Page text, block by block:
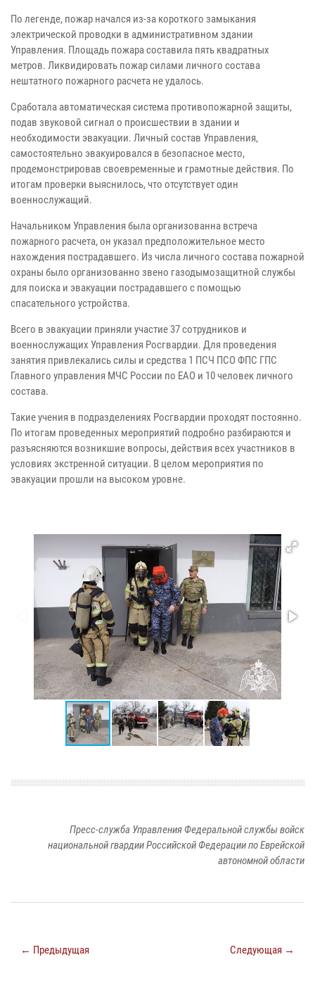
По легенде, пожар начался из-за короткого замыкания
электрической проводки в административном здании
Управления. Площадь пожара составила пять квадратных
метров. Ликвидировать пожар силами личного состава
нештатного пожарного расчета не удалось.
Сработала автоматическая система противопожарной защиты,
подав звуковой сигнал о происшествии в здании и
необходимости эвакуации. Личный состав Управления,
самостоятельно эвакуировался в безопасное место,
продемонстрировав своевременные и грамотные действия. По
итогам проверки выяснилось, что отсутствует один
военнослужащий.
Начальником Управления была организованна встреча
пожарного расчета, он указал предположительное место
нахождения пострадавшего. Из числа личного состава пожарной
охраны было организованно звено газодымозащитной службы
для поиска и эвакуации пострадавшего с помощью
спасательного устройства.
Всего в эвакуации приняли участие 37 сотрудников и
военнослужащих Управления Росгвардии. Для проведения
занятия привлекались силы и средства 1 ПСЧ ПСО ФПС ГПС
Главного управления МЧС России по ЕАО и 10 человек личного
состава.
Такие учения в подразделениях Росгвардии проходят постоянно.
По итогам проведенных мероприятий подробно разбираются и
разъясняются возникшие вопросы, действия всех участников в
условиях экстренной ситуации. В целом мероприятия по
эвакуации прошли на высоком уровне.
Пресс-служба Управления Федеральной службы войск
национальной гвардии Российской Федерации по Еврейской
автономной области
← Предыдущая Следующая →